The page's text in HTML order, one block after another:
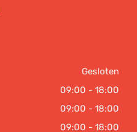
Gesloten
09:00 - 18:00
09:00 - 18:00
09:00 - 18:00